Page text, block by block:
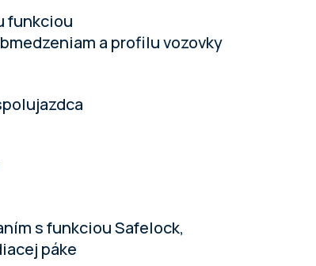
funkciou
a profilu vozovky
s funkciou Safelock,
páke